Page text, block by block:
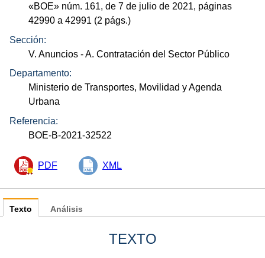
«BOE» núm. 161, de 7 de julio de 2021, páginas
42990 a 42991 (2 págs.)
Sección:
V. Anuncios - A. Contratación del Sector Público
Departamento:
Ministerio de Transportes, Movilidad y Agenda
Urbana
Referencia:
BOE-B-2021-32522
PDF XML
Texto
TEXTO
Análisis